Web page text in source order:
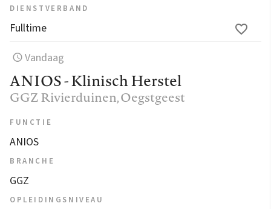
DIENSTVERBAND
Fulltime
Vandaag
ANIOS - Klinisch Herstel
GGZ Rivierduinen, Oegstgeest
FUNCTIE
ANIOS
BRANCHE
GGZ
OPLEIDINGSNIVEAU